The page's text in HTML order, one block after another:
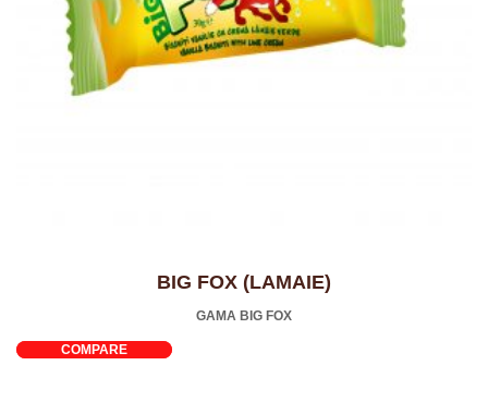
BIG FOX (LAMAIE)
GAMA BIG FOX
COMPARE